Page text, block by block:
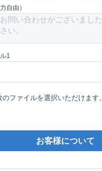
自由）
1
ファイルを選択いただけます。
お客様について